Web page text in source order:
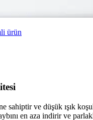
ürün
ve düşük ışık
en aza indirir ve